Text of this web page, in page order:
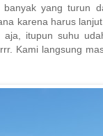
yang turun
karena harus
itupun suhu
Kami langsung